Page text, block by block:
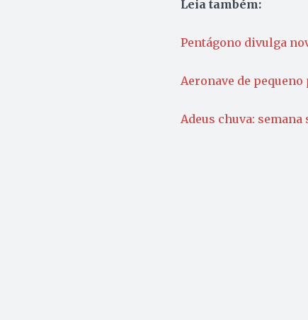
Leia também:
Pentágono divulga
Aeronave de
Adeus chuva: